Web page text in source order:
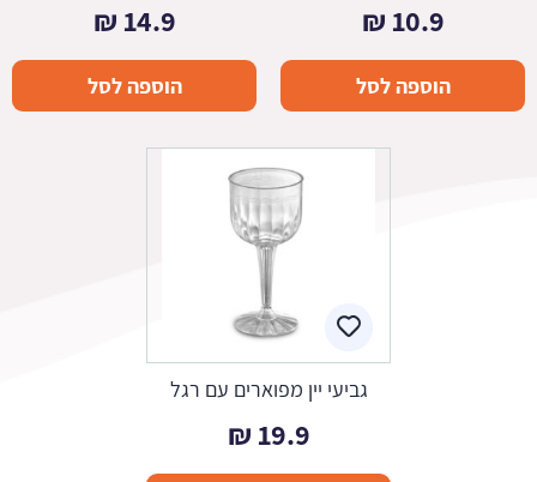
10.9
₪
הוספה לסל
14.9
₪
הוספה לסל
גביעי יין מפוארים עם רגל
19.9
₪